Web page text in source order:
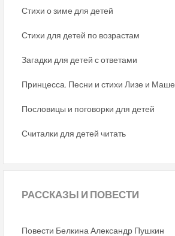
Стихи о зиме для детей
Стихи для детей по возрастам
Загадки для детей с ответами
Принцесса. Песни и стихи Лизе и Маше
Пословицы и поговорки для детей
Считалки для детей читать
РАССКАЗЫ И ПОВЕСТИ
Повести Белкина Александр Пушкин